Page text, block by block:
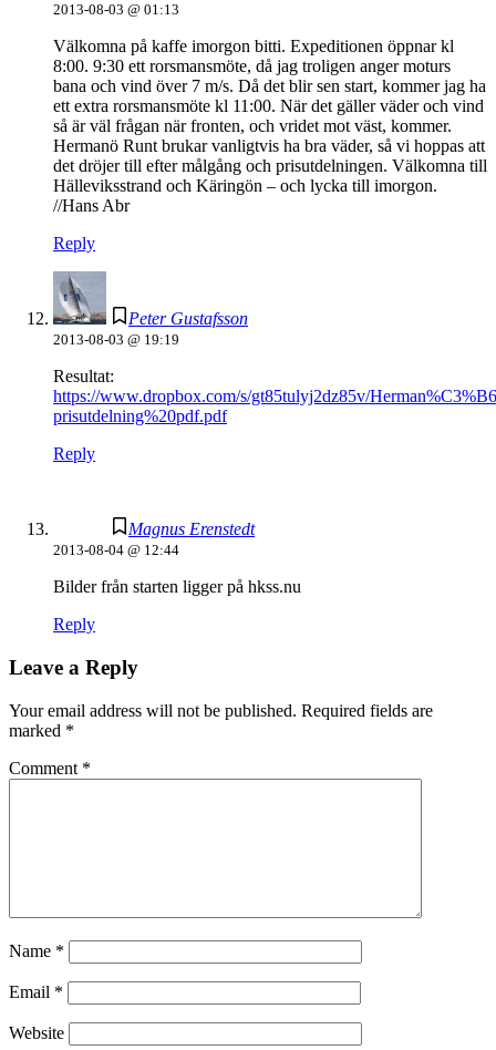
2013-08-03 @ 01:13
Välkomna på kaffe imorgon bitti. Expeditionen öppnar kl
8:00. 9:30 ett rorsmansmöte, då jag troligen anger moturs
bana och vind över 7 m/s. Då det blir sen start, kommer jag ha
ett extra rorsmansmöte kl 11:00. När det gäller väder och vind
så är väl frågan när fronten, och vridet mot väst, kommer.
Hermanö Runt brukar vanligtvis ha bra väder, så vi hoppas att
det dröjer till efter målgång och prisutdelningen. Välkomna till
Hälleviksstrand och Käringön – och lycka till imorgon.
//Hans Abr
Reply
Peter Gustafsson
2013-08-03 @ 19:19
Resultat:
https://www.dropbox.com/s/gt85tulyj2dz85v/
prisutdelning%20pdf.pdf
Reply
Magnus Erenstedt
2013-08-04 @ 12:44
Bilder från starten ligger på hkss.nu
Reply
Leave a Reply
Your email address will not be published. Required fields are
marked *
Comment *
Name *
Email *
Website